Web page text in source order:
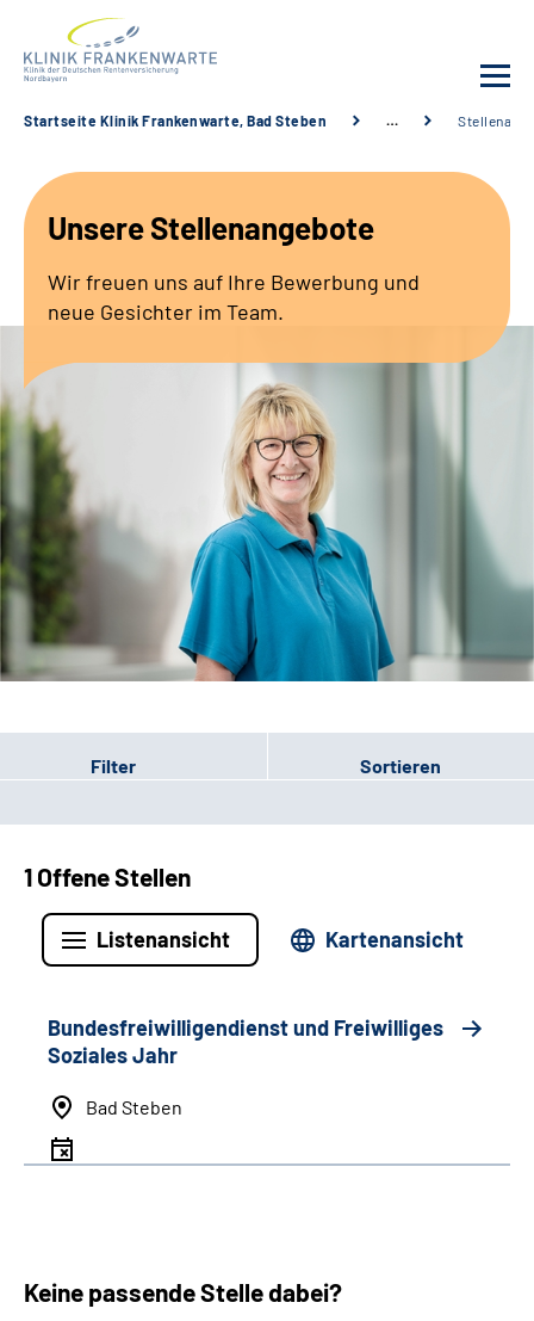
Leistungsangebot
Fachbereiche
Service
Karriere
Suche
Leichte Sprache
Gebärdensprache
Patienten-Login
Startseite Klinik Frankenwarte, Bad Steben …
Unsere Stellenangebote
Wir freuen uns auf Ihre Bewerbung und
neue Gesichter im Team.
Filter Sortieren
1 Offene Stellen
Listenansicht Kartenansicht
Bundesfreiwilligendienst und Freiwilliges
Soziales Jahr
Bad Steben
Keine passende Stelle dabei?